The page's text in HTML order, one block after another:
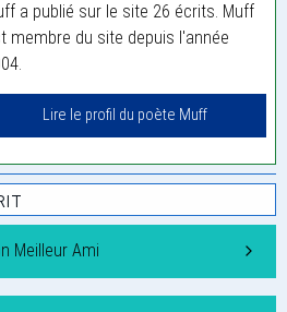
a publié sur le site 26 écrits. Muff
membre du site depuis l'année
Lire le profil du poète Muff
Meilleur Ami